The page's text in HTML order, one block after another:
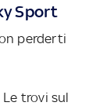
Sport
perderti
trovi sul